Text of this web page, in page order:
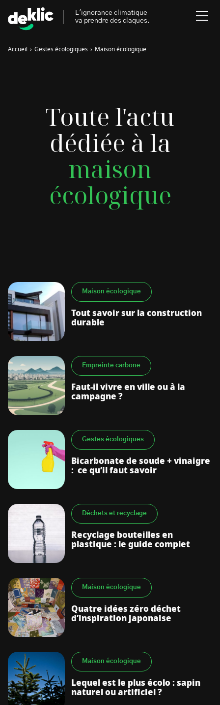
Accueil › Gestes écologiques › Maison écologique
Toute l'actu
dédiée à la
maison
écologique
Maison écologique
Tout savoir sur la construction
durable
Empreinte carbone
Faut-il vivre en ville ou à la
campagne ?
Gestes écologiques
Bicarbonate de soude + vinaigre
: ce qu’il faut savoir
Déchets et recyclage
Recyclage bouteilles en
plastique : le guide complet
Maison écologique
Quatre idées zéro déchet
d’inspiration japonaise
Maison écologique
Lequel est le plus écolo : sapin
naturel ou artificiel ?
L'ignorance climatique
va prendre des claques.
Aides, bons plans & cie
Énergies renouvelables
Mobilités durables
Gestes écologiques
S’abonner à la newsletter
Les mots clés les plus
recherchés sur Deklic
Transition Écologique deklic kids
interview Volte-face influenceur.se